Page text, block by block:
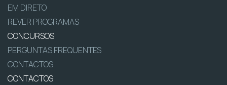
EM DIRETO
REVER PROGRAMAS
CONCURSOS
PERGUNTAS FREQUENTES
CONTACTOS
CONTACTOS